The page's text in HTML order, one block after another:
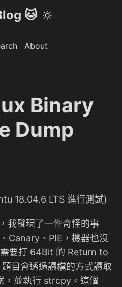
🐱
About
Binary
Dump
18.04.6 LTS 進行測試)
我發現了一件奇怪的事
Canary、PIE，機器也沒
要打 64Bit 的 Return to
目會透過讀檔的方式讀取
，並執行 strcpy。這個